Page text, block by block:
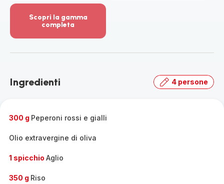
Scopri la gamma
completa
dettagli
la
Ingredienti 4 persone
300 g Peperoni rossi e gialli
Olio extravergine di oliva
1 spicchio Aglio
350 g Riso